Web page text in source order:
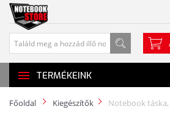
TERMÉKEINK
Főoldal Kiegészítők Notebook